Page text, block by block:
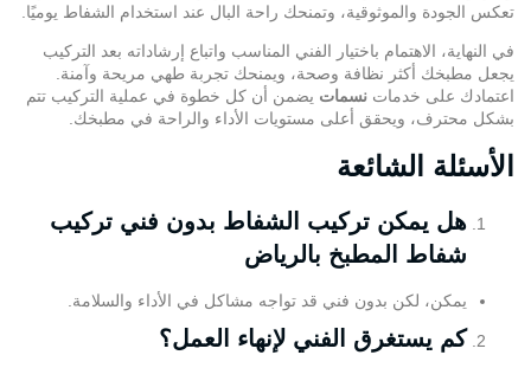
تعكس الجودة والموثوقية، وتمنحك راحة البال عند استخدام الشفاط يوميًا.
في النهاية، الاهتمام باختيار الفني المناسب واتباع إرشاداته بعد التركيب
يجعل مطبخك أكثر نظافة وصحة، ويمنحك تجربة طهي مريحة وآمنة.
اعتمادك على خدمات نسمات يضمن أن كل خطوة في عملية التركيب تتم
بشكل محترف، ويحقق أعلى مستويات الأداء والراحة في مطبخك.
الأسئلة الشائعة
هل يمكن تركيب الشفاط بدون فني تركيب
شفاط المطبخ بالرياض
يمكن، لكن بدون فني قد تواجه مشاكل في الأداء والسلامة.
كم يستغرق الفني لإنهاء العمل؟